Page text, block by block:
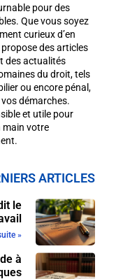
pour des
Que vous soyez
curieux d’en
des articles
des actualités
du droit, tels
ou encore pénal,
démarches.
et utile pour
main votre
ARTICLES
le
»
à